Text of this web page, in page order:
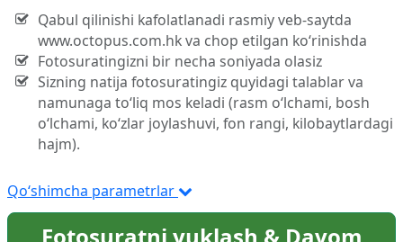
Qabul qilinishi kafolatlanadi rasmiy veb-saytda
www.octopus.com.hk va chop etilgan ko‘rinishda
Fotosuratingizni bir necha soniyada olasiz
Sizning natija fotosuratingiz quyidagi talablar va
namunaga to‘liq mos keladi (rasm o‘lchami, bosh
o‘lchami, ko‘zlar joylashuvi, fon rangi, kilobaytlardagi
hajm).
Qo‘shimcha parametrlar